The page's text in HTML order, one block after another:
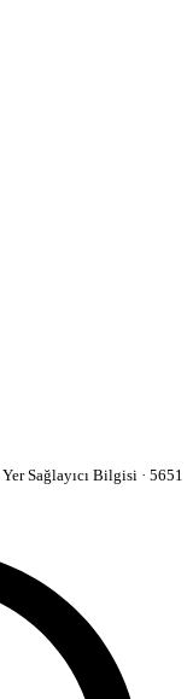
Yer Sağlayıcı Bilgisi · 5651